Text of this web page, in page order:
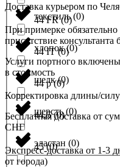
44 FR (0)
44 IT (0)
44 р (0)
44,5 (0)
45 (0)
текстиль (0)
хлопок (0)
шелк (0)
шерсть (0)
эластан (0)
Доставка курьером по
При примерке обязательно
присутствие консультанта
Услуги портного включены
в стоимость
Корректировка длины/
Бесплатная доставка от
СНГ
Экспресс-доставка от 1-3
от города)